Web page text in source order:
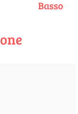
Basso